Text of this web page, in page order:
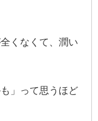
くなくて、潤い
」って思うほど